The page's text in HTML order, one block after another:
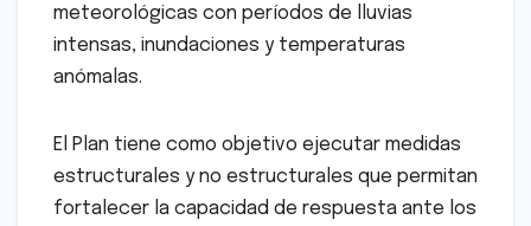
meteorológicas con períodos de lluvias
intensas, inundaciones y temperaturas
anómalas.
El Plan tiene como objetivo ejecutar medidas
estructurales y no estructurales que permitan
fortalecer la capacidad de respuesta ante los